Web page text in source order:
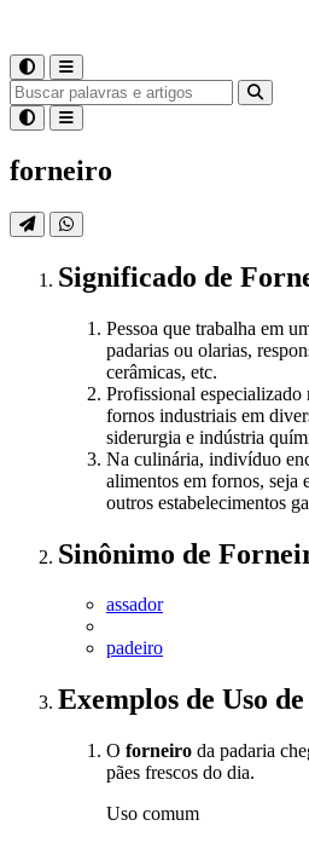
forneiro
Significado de
Pessoa que trabalha em
padarias ou olarias,
cerâmicas, etc.
Profissional especializado
fornos industriais em
siderurgia e indústria
Na culinária, indivíduo
alimentos em fornos, seja
outros estabelecimentos
Sinônimo de
assador
padeiro
Exemplos de Uso
O forneiro da padaria
pães frescos do dia.
Uso comum